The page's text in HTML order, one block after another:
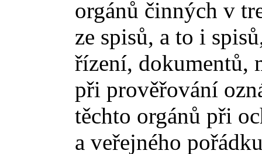
orgánů činných v
ze spisů, a to i
řízení, dokumentů,
při prověřování
těchto orgánů při
a veřejného